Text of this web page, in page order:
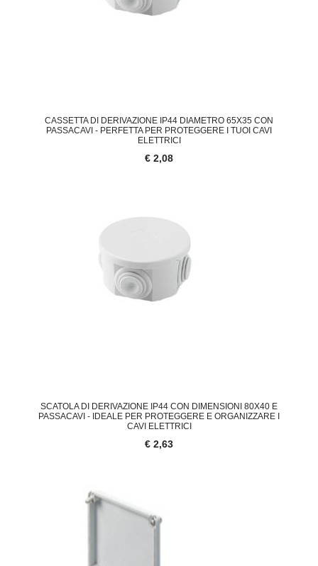
CASSETTA DI DERIVAZIONE IP44 DIAMETRO 65X35 CON
PASSACAVI - PERFETTA PER PROTEGGERE I TUOI CAVI
ELETTRICI
€ 2,08
SCATOLA DI DERIVAZIONE IP44 CON DIMENSIONI 80X40 E
PASSACAVI - IDEALE PER PROTEGGERE E ORGANIZZARE I
CAVI ELETTRICI
€ 2,63